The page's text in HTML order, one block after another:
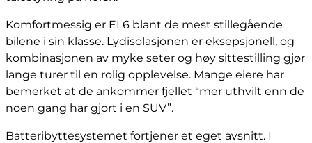
Komfortmessig er EL6 blant de mest stillegående
bilene i sin klasse. Lydisolasjonen er eksepsjonell, og
kombinasjonen av myke seter og høy sittestilling gjør
lange turer til en rolig opplevelse. Mange eiere har
bemerket at de ankommer fjellet “mer uthvilt enn de
noen gang har gjort i en SUV”.
Batteribyttesystemet fortjener et eget avsnitt. I